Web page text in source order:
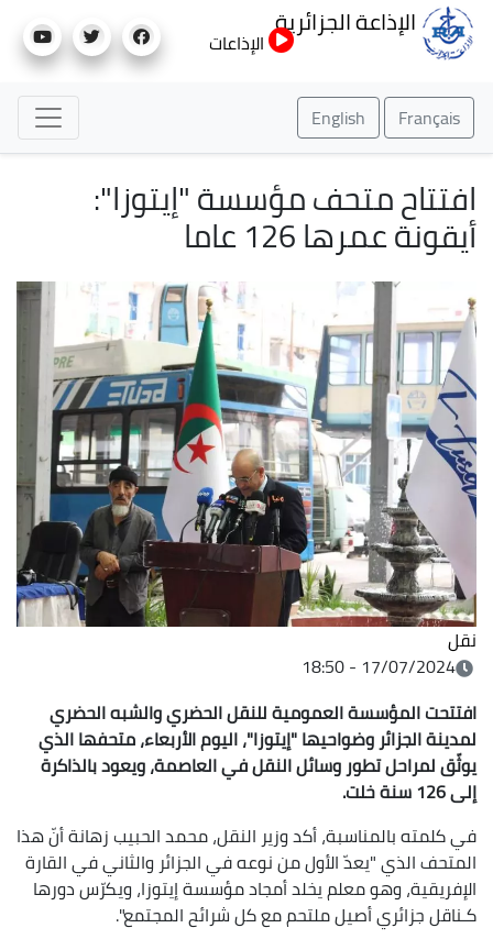
إلى
الإذاعة الجزائرية
الإذاعات
Français
English
افتتاح متحف مؤسسة "إيتوزا":
أيقونة عمرها 126 عاما
نقل
17/07/2024 - 18:50
افتتحت المؤسسة العمومية للنقل الحضري والشبه الحضري
لمدينة الجزائر وضواحيها "إيتوزا"، اليوم الأربعاء، متحفها الذي
يوثّق لمراحل تطور وسائل النقل في العاصمة، ويعود بالذاكرة
إلى 126 سنة خلت.
في كلمته بالمناسبة، أكد وزير النقل، محمد الحبيب زهانة أنّ هذا
المتحف الذي "يعدّ الأول من نوعه في الجزائر والثاني في القارة
الإفريقية، وهو معلم يخلد أمجاد مؤسسة إيتوزا، ويكرّس دورها
كـناقل جزائري أصيل ملتحم مع كل شرائح المجتمع".